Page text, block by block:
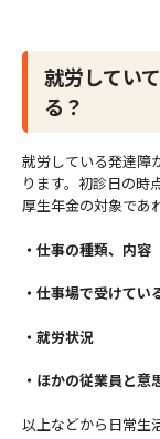
就労してい
る？
就労している発達障
ります。初診日の時
厚生年金の対象であ
・仕事の種類、内容
・仕事場で受けてい
・就労状況
・ほかの従業員と
以上などから日常生